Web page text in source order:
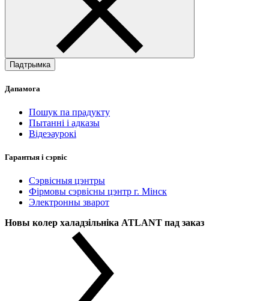
Падтрымка
Дапамога
Пошук па прадукту
Пытанні і адказы
Відеэаурокі
Гарантыя і сэрвіс
Сэрвісныя цэнтры
Фірмовы сэрвісны цэнтр г. Мінск
Электронны зварот
Новы колер халадзільніка ATLANT пад заказ